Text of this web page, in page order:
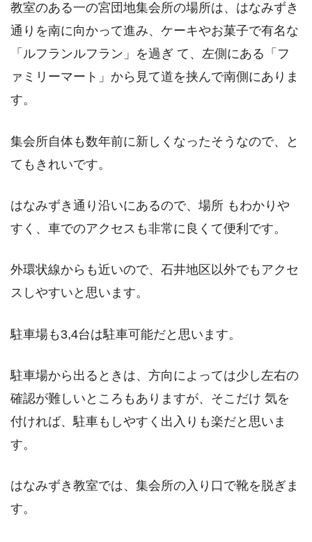
教室のある一の宮団地集会所の場所は、はなみずき
通りを南に向かって進み、ケーキやお菓子で有名な
「ルフランルフラン」を過ぎ て、左側にある「フ
ァミリーマート」から見て道を挟んで南側にありま
す。
集会所自体も数年前に新しくなったそうなので、と
てもきれいです。
はなみずき通り沿いにあるので、場所 もわかりや
すく、車でのアクセスも非常に良くて便利です。
外環状線からも近いので、石井地区以外でもアクセ
スしやすいと思います。
駐車場も3,4台は駐車可能だと思います。
駐車場から出るときは、方向によっては少し左右の
確認が難しいところもありますが、そこだけ 気を
付ければ、駐車もしやすく出入りも楽だと思いま
す。
はなみずき教室では、集会所の入り口で靴を脱ぎま
す。